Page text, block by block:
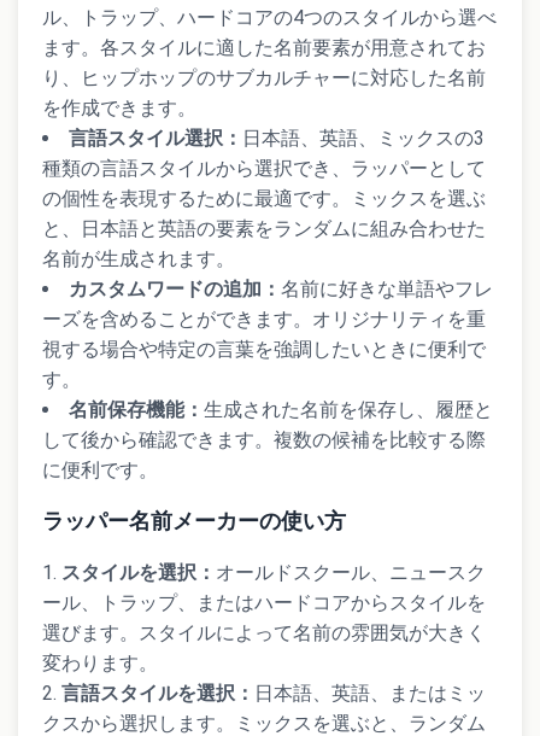
ル、トラップ、ハードコアの4つのスタイルから選べ
ます。各スタイルに適した名前要素が用意されてお
り、ヒップホップのサブカルチャーに対応した名前
を作成できます。
言語スタイル選択： 日本語、英語、ミックスの3
種類の言語スタイルから選択でき、ラッパーとして
の個性を表現するために最適です。ミックスを選ぶ
と、日本語と英語の要素をランダムに組み合わせた
名前が生成されます。
カスタムワードの追加： 名前に好きな単語やフレ
ーズを含めることができます。オリジナリティを重
視する場合や特定の言葉を強調したいときに便利で
す。
名前保存機能： 生成された名前を保存し、履歴と
して後から確認できます。複数の候補を比較する際
に便利です。
ラッパー名前メーカーの使い方
スタイルを選択： オールドスクール、ニュースク
ール、トラップ、またはハードコアからスタイルを
選びます。スタイルによって名前の雰囲気が大きく
変わります。
言語スタイルを選択： 日本語、英語、またはミッ
クスから選択します。ミックスを選ぶと、ランダム